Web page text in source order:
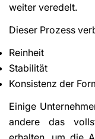
weiter veredelt.
Dieser Prozess
Reinheit
Stabilität
Konsistenz der
Einige
andere das